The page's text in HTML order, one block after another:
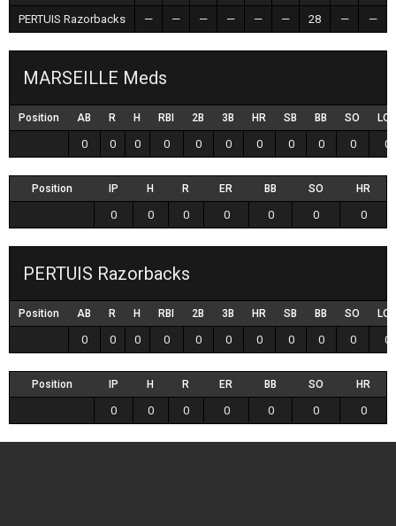
PERTUIS Razorbacks
— — — — — — 28 — —
MARSEILLE Meds
Position AB R H RBI 2B 3B HR SB BB SO LOB
0 0 0 0 0 0 0 0 0 0 0
Position IP H R ER BB SO HR
0 0 0 0 0 0 0
PERTUIS Razorbacks
Position AB R H RBI 2B 3B HR SB BB SO LOB
0 0 0 0 0 0 0 0 0 0 0
Position IP H R ER BB SO HR
0 0 0 0 0 0 0